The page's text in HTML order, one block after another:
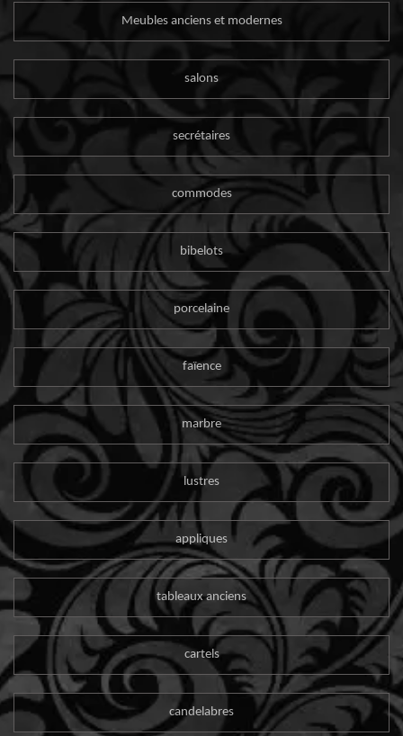
Meubles anciens et modernes
salons
secrétaires
commodes
bibelots
porcelaine
faïence
marbre
lustres
appliques
tableaux anciens
cartels
candelabres